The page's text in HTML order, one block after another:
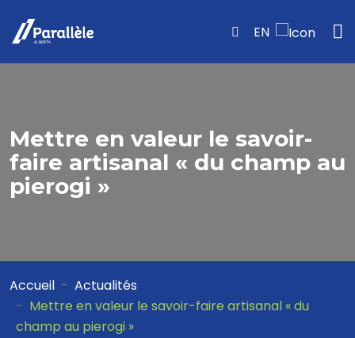
EN
Mettre en valeur le savoir-
faire artisanal « du champ au
pierogi »
Accueil
Actualités
Mettre en valeur le savoir-faire artisanal « du
champ au pierogi »